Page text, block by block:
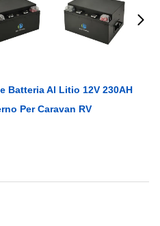
Batteria Al Litio 12V 230AH
Per Caravan RV